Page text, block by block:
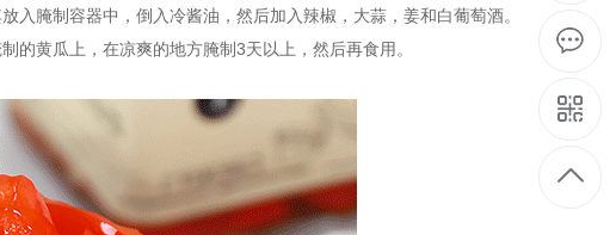
腌制容器中，倒入冷酱油，然后加入辣椒，大蒜，姜和白葡萄酒。
的黄瓜上，在凉爽的地方腌制3天以上，然后再食用。